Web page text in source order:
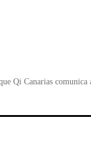
Qi Canarias